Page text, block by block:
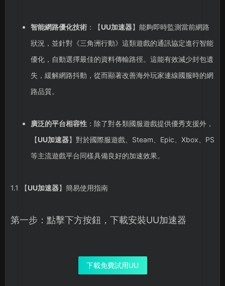
智能網路優化技術：【UU加速器】能夠即時監測當前網路
狀況，並針對《三角洲行動》這類遊戲的通訊協定進行智能
優化，自動選擇最佳的資料傳輸路徑。這能有效減少封包遺
失，緩解網路抖動，從而顯著改善海外玩家連線國服時的網
路品質。
廣泛的平台相容性：除了對各類國服遊戲提供優秀支援外，
【UU加速器】對於國際服遊戲、Steam、Epic、Xbox、PS
等主流遊戲平台同樣具備良好的加速效果。
1.1 【UU加速器】簡易使用指南
第一步：點擊下方按鈕，下載安裝UU加速器
下載免費試用UU